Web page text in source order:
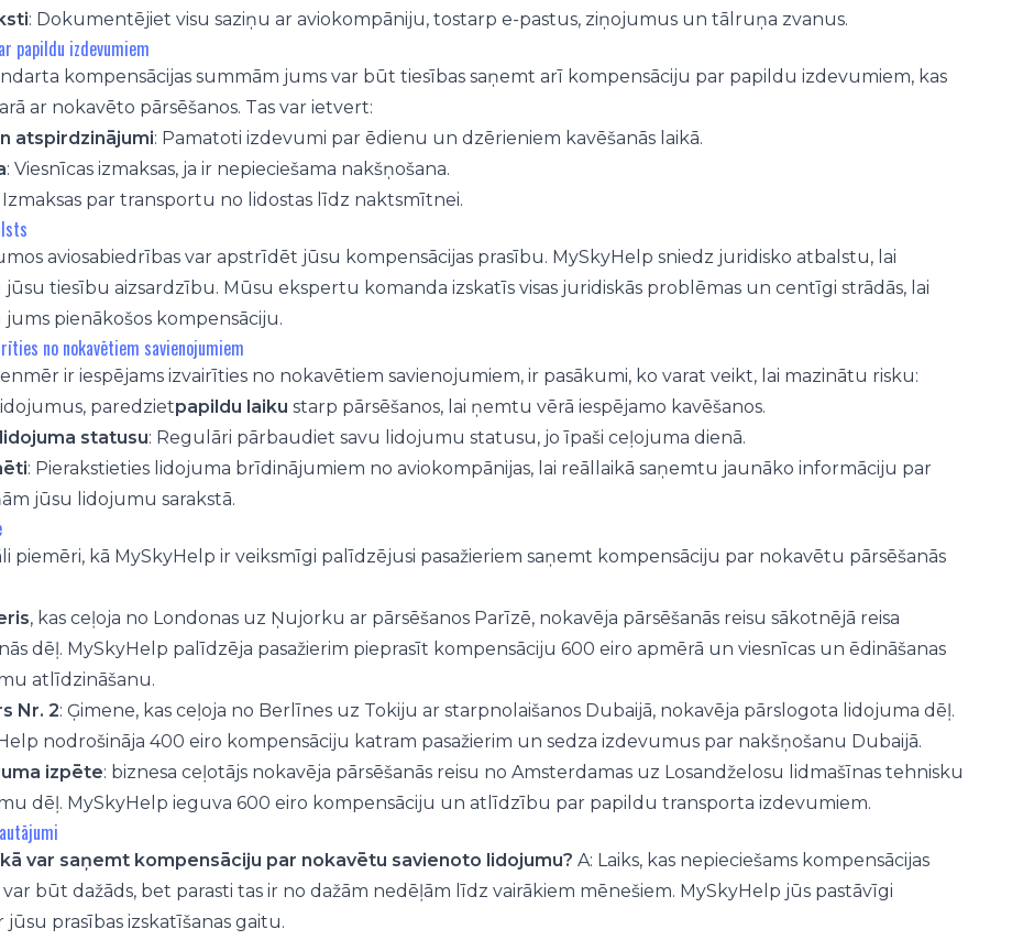
: Dokumentējiet visu saziņu ar aviokompāniju, tostarp e-pastus, ziņojumus un tālruņa zvanus.
papildu izdevumiem
kompensācijas summām jums var būt tiesības saņemt arī kompensāciju par papildu izdevumiem, kas
ar nokavēto pārsēšanos. Tas var ietvert:
atspirdzinājumi: Pamatoti izdevumi par ēdienu un dzērieniem kavēšanās laikā.
: Viesnīcas izmaksas, ja ir nepieciešama nakšņošana.
Izmaksas par transportu no lidostas līdz naktsmītnei.
aviosabiedrības var apstrīdēt jūsu kompensācijas prasību. MySkyHelp sniedz juridisko atbalstu, lai
tiesību aizsardzību. Mūsu ekspertu komanda izskatīs visas juridiskās problēmas un centīgi strādās, lai
pienākošos kompensāciju.
no nokavētiem savienojumiem
ir iespējams izvairīties no nokavētiem savienojumiem, ir pasākumi, ko varat veikt, lai mazinātu risku:
paredzietpapildu laiku starp pārsēšanos, lai ņemtu vērā iespējamo kavēšanos.
statusu: Regulāri pārbaudiet savu lidojumu statusu, jo īpaši ceļojuma dienā.
: Pierakstieties lidojuma brīdinājumiem no aviokompānijas, lai reāllaikā saņemtu jaunāko informāciju par
jūsu lidojumu sarakstā.
piemēri, kā MySkyHelp ir veiksmīgi palīdzējusi pasažieriem saņemt kompensāciju par nokavētu pārsēšanās
, kas ceļoja no Londonas uz Ņujorku ar pārsēšanos Parīzē, nokavēja pārsēšanās reisu sākotnējā reisa
dēļ. MySkyHelp palīdzēja pasažierim pieprasīt kompensāciju 600 eiro apmērā un viesnīcas un ēdināšanas
atlīdzināšanu.
Nr. 2: Ģimene, kas ceļoja no Berlīnes uz Tokiju ar starpnolaišanos Dubaijā, nokavēja pārslogota lidojuma dēļ.
nodrošināja 400 eiro kompensāciju katram pasažierim un sedza izdevumus par nakšņošanu Dubaijā.
izpēte: biznesa ceļotājs nokavēja pārsēšanās reisu no Amsterdamas uz Losandželosu lidmašīnas tehnisku
dēļ. MySkyHelp ieguva 600 eiro kompensāciju un atlīdzību par papildu transporta izdevumiem.
var saņemt kompensāciju par nokavētu savienoto lidojumu? A: Laiks, kas nepieciešams kompensācijas
var būt dažāds, bet parasti tas ir no dažām nedēļām līdz vairākiem mēnešiem. MySkyHelp jūs pastāvīgi
jūsu prasības izskatīšanas gaitu.